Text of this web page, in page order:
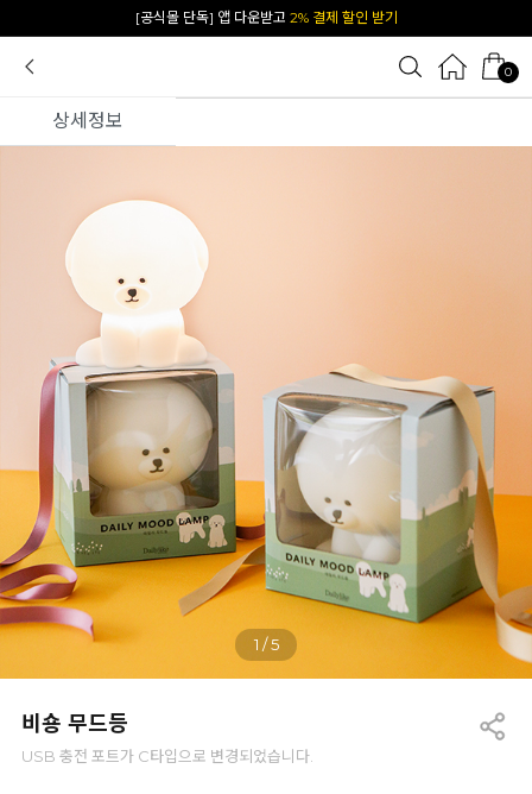
카카오 플친 추가하면1천원 즉시 할인 쿠폰
0
상세정보
1 /5
비숑 무드등
USB 충전 포트가 C타입으로 변경되었습니다.